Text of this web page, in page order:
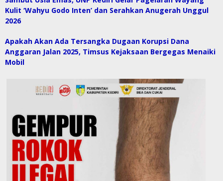
Kulit ‘Wahyu Godo Inten’ dan Serahkan Anugerah Unggul
2026
Apakah Akan Ada Tersangka Dugaan Korupsi Dana
Anggaran Jalan 2025, Timsus Kejaksaan Bergegas Menaiki
Mobil